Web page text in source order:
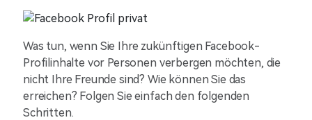
Was tun, wenn Sie Ihre zukünftigen Facebook-
Profilinhalte vor Personen verbergen möchten, die
nicht Ihre Freunde sind? Wie können Sie das
erreichen? Folgen Sie einfach den folgenden
Schritten.